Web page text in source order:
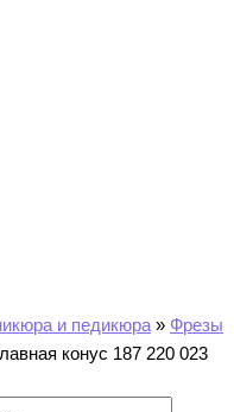
и педикюра» Фрезы
конус 187 220 023